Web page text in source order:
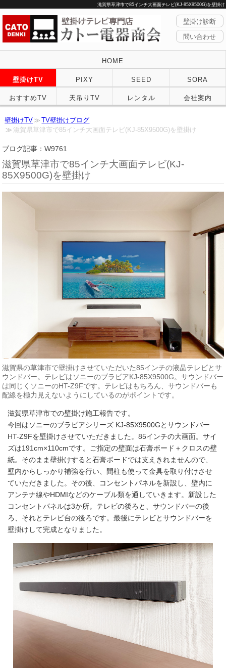
滋賀県草津市で85インチ大画面テレビ(KJ-85X9500G)を壁掛け
壁掛け診断
問い合わせ
HOME
壁掛けTV PIXY SEED SORA
おすすめTV 天吊りTV レンタル 会社案内
壁掛けTV
TV壁掛けブログ
滋賀県草津市で85インチ大画面テレビ(KJ-85X9500G)を壁掛け
ブログ記事：W9761
滋賀県草津市で85インチ大画面テレビ(KJ-
85X9500G)を壁掛け
滋賀県の草津市で壁掛けさせていただいた85インチの液晶テレビとサ
ウンドバー。テレビはソニーのブラビアKJ-85X9500G。サウンドバー
は同じくソニーのHT-Z9Fです。テレビはもちろん、サウンドバーも
配線を極力見えないようにしているのがポイントです。
滋賀県草津市での壁掛け施工報告です。
今回はソニーのブラビアシリーズ KJ-85X9500Gとサウンドバー
HT-Z9Fを壁掛けさせていただきました。85インチの大画面。サイ
ズは191cm×110cmです。ご指定の壁面は石膏ボード＋クロスの壁
紙。そのまま壁掛けすると石膏ボードでは支えきれませんので、
壁内からしっかり補強を行い、間柱も使って金具を取り付けさせ
ていただきました。その後、コンセントパネルを新設し、壁内に
アンテナ線やHDMIなどのケーブル類を通していきます。新設した
コンセントパネルは3か所。テレビの後ろと、サウンドバーの後
ろ、それとテレビ台の後ろです。最後にテレビとサウンドバーを
壁掛けして完成となりました。